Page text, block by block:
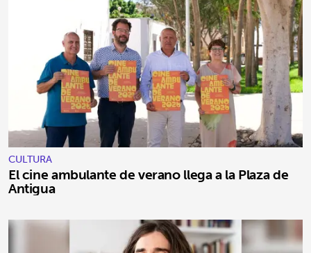
CULTURA
El cine ambulante de verano llega a la Plaza de
Antigua